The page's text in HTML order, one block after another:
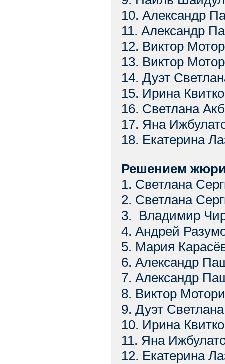
10. Александр
11. Александр
12. Виктор
13. Виктор
14. Дуэт
15. Ирина
16. Светлана
17. Яна
18. Екатерина
Решением жюри
1. Светлана
2. Светлана
3. Владимир
4. Андрей
5. Мария
6. Александр
7. Александр
8. Виктор
9. Дуэт
10. Ирина
11. Яна
12. Екатерина